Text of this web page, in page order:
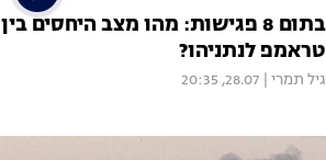
בתום 8 פגישות: מהו מצב היחסים בין
טראמפ לנתניהו?
גיל תמרי 28.07, 20:35